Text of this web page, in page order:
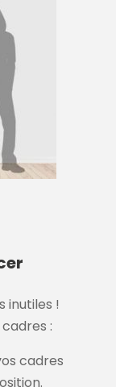
inutiles !
:
cadres